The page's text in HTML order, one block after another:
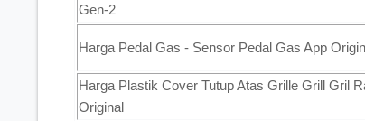
Gen-2
Harga Pedal Gas - Sensor Pedal Gas App
Harga Plastik Cover Tutup Atas Grille Grill Gril
Original